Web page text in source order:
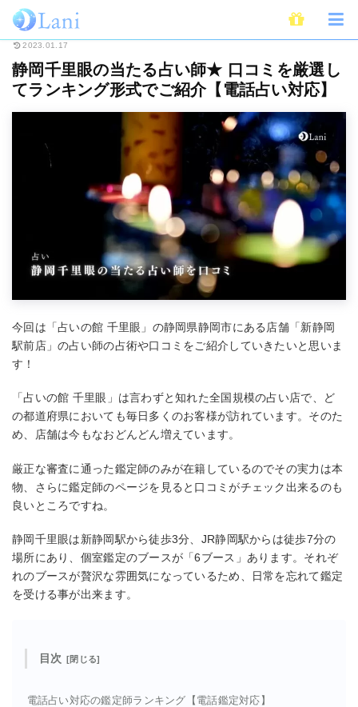
ホーム 占いの館 静岡千里眼の当たる占い師★ 口コミを厳
2023.01.17
静岡千里眼の当たる占い師★ 口コミを厳選し
てランキング形式でご紹介【電話占い対応】
今回は「占いの館 千里眼」の静岡県静岡市にある店舗「新静岡
駅前店」の占い師の占術や口コミをご紹介していきたいと思いま
す！
「占いの館 千里眼」は言わずと知れた全国規模の占い店で、ど
の都道府県においても毎日多くのお客様が訪れています。そのた
め、店舗は今もなおどんどん増えています。
厳正な審査に通った鑑定師のみが在籍しているのでその実力は本
物、さらに鑑定師のページを見ると口コミがチェック出来るのも
良いところですね。
静岡千里眼は新静岡駅から徒歩3分、JR静岡駅からは徒歩7分の
場所にあり、個室鑑定のブースが「6ブース」あります。それぞ
れのブースが贅沢な雰囲気になっているため、日常を忘れて鑑定
を受ける事が出来ます。
目次
電話占い対応の鑑定師ランキング【電話鑑定対応】